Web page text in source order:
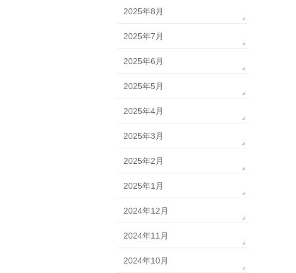
2025年8月
2025年7月
2025年6月
2025年5月
2025年4月
2025年3月
2025年2月
2025年1月
2024年12月
2024年11月
2024年10月